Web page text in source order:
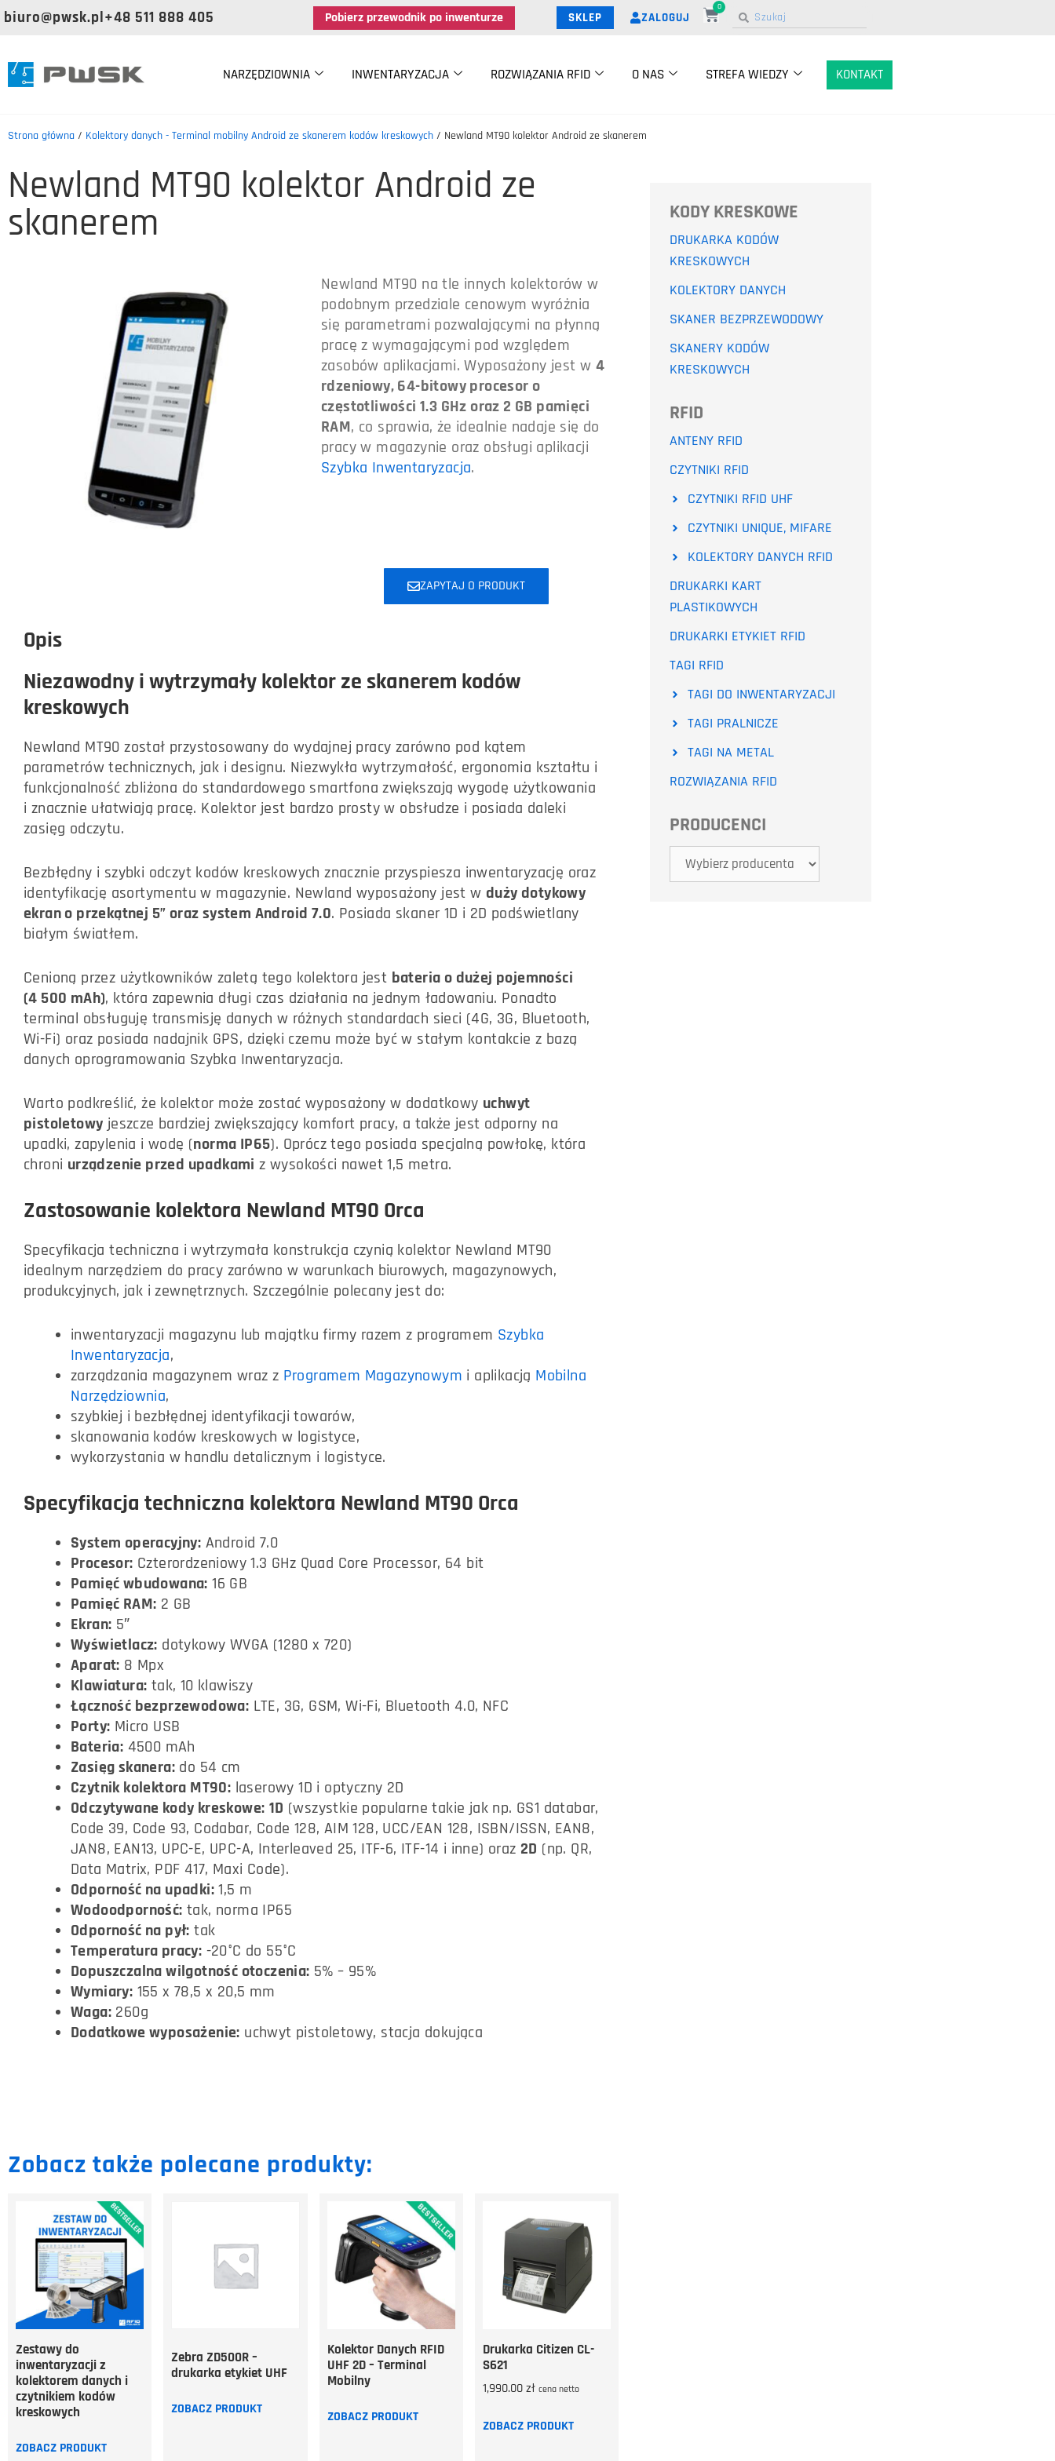
biuro@pwsk.pl+48 511 888 405 Pobierz przewodnik po inwenturze SKLEP ZALOGUJ
0
NARZĘDZIOWNIA INWENTARYZACJA ROZWIĄZANIA RFID O NAS STREFA WIEDZY KONTAKT
Strona główna / Kolektory danych - Terminal mobilny Android ze skanerem kodów kreskowych / Newland MT90 kolektor Android ze skanerem
Newland MT90 kolektor Android ze
skanerem
Newland MT90 na tle innych kolektorów w
podobnym przedziale cenowym wyróżnia
się parametrami pozwalającymi na płynną
pracę z wymagającymi pod względem
zasobów aplikacjami. Wyposażony jest w 4
rdzeniowy, 64-bitowy procesor o
częstotliwości 1.3 GHz oraz 2 GB pamięci
RAM, co sprawia, że idealnie nadaje się do
pracy w magazynie oraz obsługi aplikacji
Szybka Inwentaryzacja.
ZAPYTAJ O PRODUKT
Opis
Niezawodny i wytrzymały kolektor ze skanerem kodów
kreskowych
Newland MT90 został przystosowany do wydajnej pracy zarówno pod kątem
parametrów technicznych, jak i designu. Niezwykła wytrzymałość, ergonomia kształtu i
funkcjonalność zbliżona do standardowego smartfona zwiększają wygodę użytkowania
i znacznie ułatwiają pracę. Kolektor jest bardzo prosty w obsłudze i posiada daleki
zasięg odczytu.
Bezbłędny i szybki odczyt kodów kreskowych znacznie przyspiesza inwentaryzację oraz
identyfikację asortymentu w magazynie. Newland wyposażony jest w duży dotykowy
ekran o przekątnej 5” oraz system Android 7.0. Posiada skaner 1D i 2D podświetlany
białym światłem.
Cenioną przez użytkowników zaletą tego kolektora jest bateria o dużej pojemności
(4 500 mAh), która zapewnia długi czas działania na jednym ładowaniu. Ponadto
terminal obsługuję transmisję danych w różnych standardach sieci (4G, 3G, Bluetooth,
Wi-Fi) oraz posiada nadajnik GPS, dzięki czemu może być w stałym kontakcie z bazą
danych oprogramowania Szybka Inwentaryzacja.
Warto podkreślić, że kolektor może zostać wyposażony w dodatkowy uchwyt
pistoletowy jeszcze bardziej zwiększający komfort pracy, a także jest odporny na
upadki, zapylenia i wodę (norma IP65). Oprócz tego posiada specjalną powłokę, która
chroni urządzenie przed upadkami z wysokości nawet 1,5 metra.
Zastosowanie kolektora Newland MT90 Orca
Specyfikacja techniczna i wytrzymała konstrukcja czynią kolektor Newland MT90
idealnym narzędziem do pracy zarówno w warunkach biurowych, magazynowych,
produkcyjnych, jak i zewnętrznych. Szczególnie polecany jest do:
inwentaryzacji magazynu lub majątku firmy razem z programem Szybka
Inwentaryzacja,
zarządzania magazynem wraz z Programem Magazynowym i aplikacją Mobilna
Narzędziownia,
szybkiej i bezbłędnej identyfikacji towarów,
skanowania kodów kreskowych w logistyce,
wykorzystania w handlu detalicznym i logistyce.
Specyfikacja techniczna kolektora Newland MT90 Orca
System operacyjny: Android 7.0
Procesor: Czterordzeniowy 1.3 GHz Quad Core Processor, 64 bit
Pamięć wbudowana: 16 GB
Pamięć RAM: 2 GB
Ekran: 5″
Wyświetlacz: dotykowy WVGA (1280 x 720)
Aparat: 8 Mpx
Klawiatura: tak, 10 klawiszy
Łączność bezprzewodowa: LTE, 3G, GSM, Wi-Fi, Bluetooth 4.0, NFC
Porty: Micro USB
Bateria: 4500 mAh
Zasięg skanera: do 54 cm
Czytnik kolektora MT90: laserowy 1D i optyczny 2D
Odczytywane kody kreskowe: 1D (wszystkie popularne takie jak np. GS1 databar,
Code 39, Code 93, Codabar, Code 128, AIM 128, UCC/EAN 128, ISBN/ISSN, EAN8,
JAN8, EAN13, UPC-E, UPC-A, Interleaved 25, ITF-6, ITF-14 i inne) oraz 2D (np. QR,
Data Matrix, PDF 417, Maxi Code).
Odporność na upadki:1,5 m
Wodoodporność: tak, norma IP65
Odporność na pył: tak
Temperatura pracy: -20°C do 55°C
Dopuszczalna wilgotność otoczenia: 5% – 95%
Wymiary: 155 x 78,5 x 20,5 mm
Waga: 260g
Dodatkowe wyposażenie: uchwyt pistoletowy, stacja dokująca
Zobacz także polecane produkty:
Zestawy do
inwentaryzacji z
kolektorem danych i
czytnikiem kodów
kreskowych
ZOBACZ PRODUKT
Zebra ZD500R –
drukarka etykiet UHF
ZOBACZ PRODUKT
Kolektor Danych RFID
UHF 2D – Terminal
Mobilny
ZOBACZ PRODUKT
Drukarka Citizen CL-
S621
1,990.00zł cena netto
ZOBACZ PRODUKT
KODY KRESKOWE
DRUKARKA KODÓW
KRESKOWYCH
KOLEKTORY DANYCH
SKANER BEZPRZEWODOWY
SKANERY KODÓW
KRESKOWYCH
RFID
ANTENY RFID
CZYTNIKI RFID
CZYTNIKI RFID UHF
CZYTNIKI UNIQUE, MIFARE
KOLEKTORY DANYCH RFID
DRUKARKI KART
PLASTIKOWYCH
DRUKARKI ETYKIET RFID
TAGI RFID
TAGI DO INWENTARYZACJI
TAGI PRALNICZE
TAGI NA METAL
ROZWIĄZANIA RFID
PRODUCENCI